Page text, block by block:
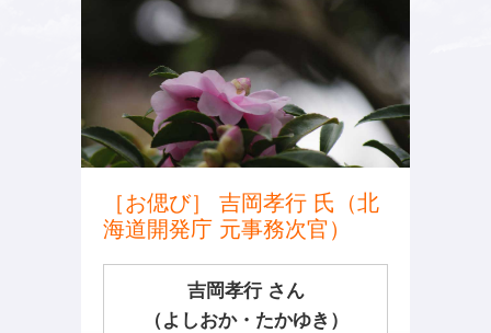
［お偲び］ 吉岡孝行 氏（北
海道開発庁 元事務次官）
吉岡孝行 さん
（よしおか・たかゆき）